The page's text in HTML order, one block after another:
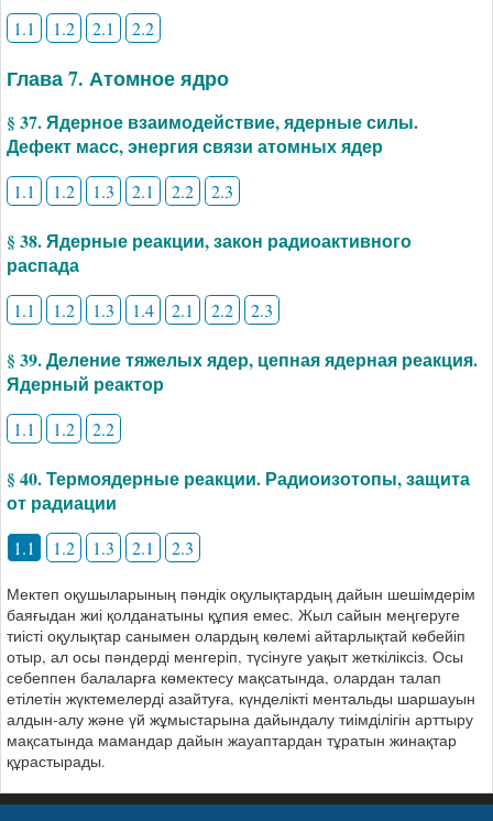
1.1 1.2 2.1 2.2
Глава 7. Атомное ядро
§ 37. Ядерное взаимодействие, ядерные силы.
Дефект масс, энергия связи атомных ядер
1.1 1.2 1.3 2.1 2.2 2.3
§ 38. Ядерные реакции, закон радиоактивного
распада
1.1 1.2 1.3 1.4 2.1 2.2 2.3
§ 39. Деление тяжелых ядер, цепная ядерная реакция.
Ядерный реактор
1.1 1.2 2.2
§ 40. Термоядерные реакции. Радиоизотопы, защита
от радиации
1.1 1.2 1.3 2.1 2.3
Мектеп оқушыларының пәндік оқулықтардың дайын шешімдерім
баяғыдан жиі қолданатыны құпия емес. Жыл сайын меңгеруге
тиісті оқулықтар санымен олардың көлемі айтарлықтай көбейіп
отыр, ал осы пәндерді менгеріп, түсінуге уақыт жеткіліксіз. Осы
себеппен балаларға көмектесу мақсатында, олардан талап
етілетін жүктемелерді азайтуға, күнделікті ментальды шаршауын
алдын-алу және үй жұмыстарына дайындалу тиімділігін арттыру
мақсатында мамандар дайын жауаптардан тұратын жинақтар
құрастырады.